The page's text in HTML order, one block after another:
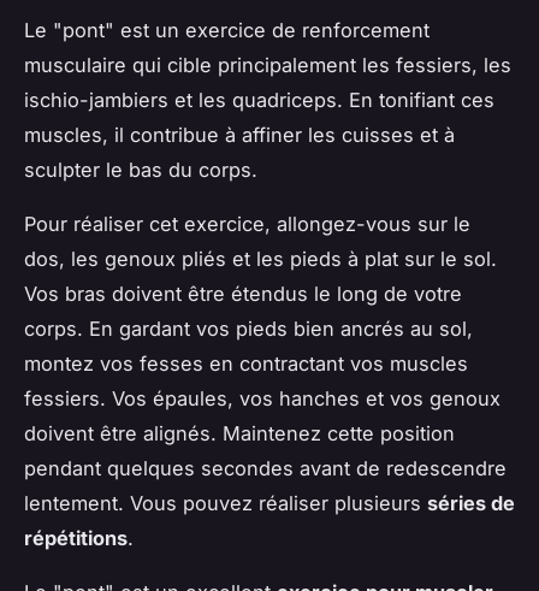
Le "pont" est un exercice de renforcement
musculaire qui cible principalement les fessiers, les
ischio-jambiers et les quadriceps. En tonifiant ces
muscles, il contribue à affiner les cuisses et à
sculpter le bas du corps.
Pour réaliser cet exercice, allongez-vous sur le
dos, les genoux pliés et les pieds à plat sur le sol.
Vos bras doivent être étendus le long de votre
corps. En gardant vos pieds bien ancrés au sol,
montez vos fesses en contractant vos muscles
fessiers. Vos épaules, vos hanches et vos genoux
doivent être alignés. Maintenez cette position
pendant quelques secondes avant de redescendre
lentement. Vous pouvez réaliser plusieurs séries de
répétitions.